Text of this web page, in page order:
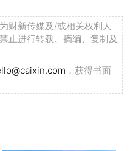
财新传媒及/或相关权利人
止进行转载、摘编、复制及
，获得书面